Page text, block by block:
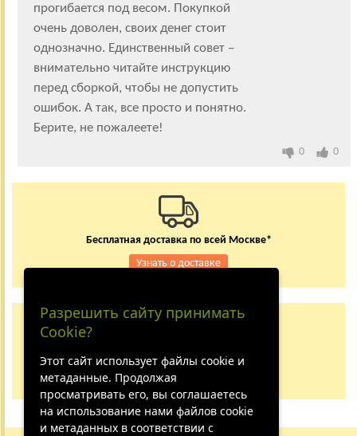
прогибается под весом. Покупкой
очень доволен, своих денег стоит
однозначно. Единственный совет –
внимательно читайте инструкцию
перед сборкой, чтобы не допустить
ошибок. А так, все просто и понятно.
Берите, не пожалеете!
0 0
Бесплатная доставка по всей Москве*
Узнать о доставке
Заказывайте по телефону
8 (800) 333-62-84
Не дозвонились?
Разрешить сайту принимать
Cookie?
Этот сайт использует файлы cookie и
метаданные. Продолжая
просматривать его, вы соглашаетесь
на использование нами файлов cookie
и метаданных в соответствии с